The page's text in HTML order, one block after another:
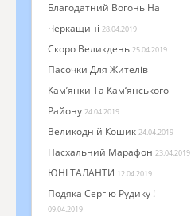
Благодатний Вогонь На
Черкащині 28.04.2019
Скоро Великдень 25.04.2019
Пасочки Для Жителів
Кам’янки Та Кам‘янського
Району 24.04.2019
Великодній Кошик 24.04.2019
Пасхальний Марафон 23.04.2019
ЮНІ ТАЛАНТИ 12.04.2019
Подяка Сергію Рудику !
09.04.2019